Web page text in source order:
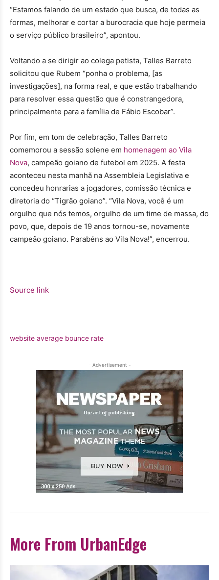
“Estamos falando de um estado que busca, de todas as
formas, melhorar e cortar a burocracia que hoje permeia
o serviço público brasileiro”, apontou.
Voltando a se dirigir ao colega petista, Talles Barreto
solicitou que Rubem “ponha o problema, [as
investigações], na forma real, e que estão trabalhando
para resolver essa questão que é constrangedora,
principalmente para a família de Fábio Escobar”.
Por fim, em tom de celebração, Talles Barreto
comemorou a sessão solene em homenagem ao Vila
Nova, campeão goiano de futebol em 2025. A festa
aconteceu nesta manhã na Assembleia Legislativa e
concedeu honrarias a jogadores, comissão técnica e
diretoria do “Tigrão goiano”. “Vila Nova, você é um
orgulho que nós temos, orgulho de um time de massa, do
povo, que, depois de 19 anos tornou-se, novamente
campeão goiano. Parabéns ao Vila Nova!”, encerrou.
Source link
website average bounce rate
- Advertisement -
More From UrbanEdge